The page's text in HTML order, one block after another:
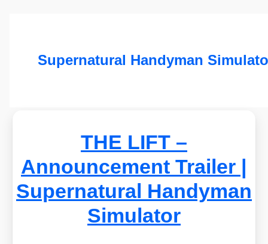
Supernatural Handyman
THE LIFT –
Announcement Trailer |
Supernatural Handyman
Simulator